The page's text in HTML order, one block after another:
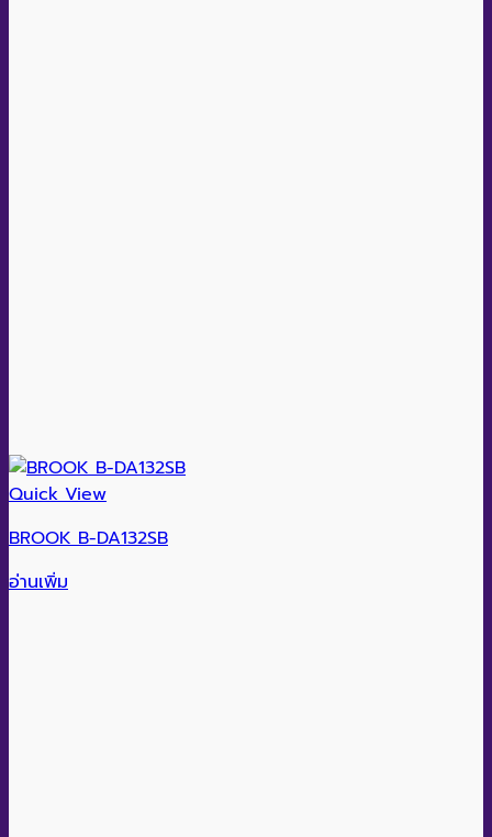
Quick View
BROOK B-DA132SB
อ่านเพิ่ม